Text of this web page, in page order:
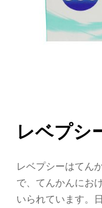
レベプシ
レベプシーはてん
で、てんかんにお
いられています。